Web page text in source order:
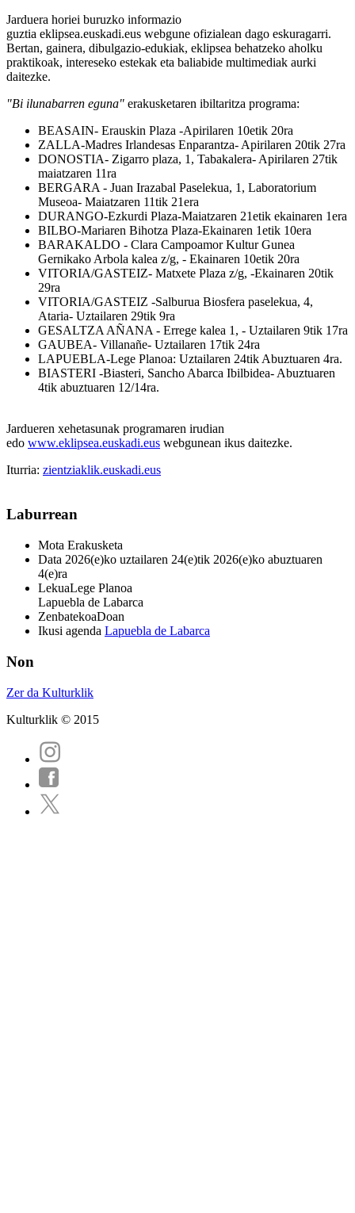
Jarduera horiei buruzko informazio
guztia eklipsea.euskadi.eus webgune ofizialean dago eskuragarri.
Bertan, gainera, dibulgazio-edukiak, eklipsea behatzeko aholku
praktikoak, intereseko estekak eta baliabide multimediak aurki
daitezke.
"Bi ilunabarren eguna" erakusketaren ibiltaritza programa:
BEASAIN- Erauskin Plaza -Apirilaren 10etik 20ra
ZALLA-Madres Irlandesas Enparantza- Apirilaren 20tik 27ra
DONOSTIA- Zigarro plaza, 1, Tabakalera- Apirilaren 27tik
maiatzaren 11ra
BERGARA - Juan Irazabal Paselekua, 1, Laboratorium
Museoa- Maiatzaren 11tik 21era
DURANGO-Ezkurdi Plaza-Maiatzaren 21etik ekainaren 1era
BILBO-Mariaren Bihotza Plaza-Ekainaren 1etik 10era
BARAKALDO - Clara Campoamor Kultur Gunea
Gernikako Arbola kalea z/g, - Ekainaren 10etik 20ra
VITORIA/GASTEIZ- Matxete Plaza z/g, -Ekainaren 20tik
29ra
VITORIA/GASTEIZ -Salburua Biosfera paselekua, 4,
Ataria- Uztailaren 29tik 9ra
GESALTZA AÑANA - Errege kalea 1, - Uztailaren 9tik 17ra
GAUBEA- Villanañe- Uztailaren 17tik 24ra
LAPUEBLA-Lege Planoa: Uztailaren 24tik Abuztuaren 4ra.
BIASTERI -Biasteri, Sancho Abarca Ibilbidea- Abuztuaren
4tik abuztuaren 12/14ra.
Jardueren xehetasunak programaren irudian
edo www.eklipsea.euskadi.eus webgunean ikus daitezke.
Iturria: zientziaklik.euskadi.eus
Laburrean
Mota Erakusketa
Data 2026(e)ko uztailaren 24(e)tik 2026(e)ko abuztuaren
4(e)ra
LekuaLege Planoa
Lapuebla de Labarca
ZenbatekoaDoan
Ikusi agenda Lapuebla de Labarca
Non
Zer da Kulturklik
Kulturklik © 2015